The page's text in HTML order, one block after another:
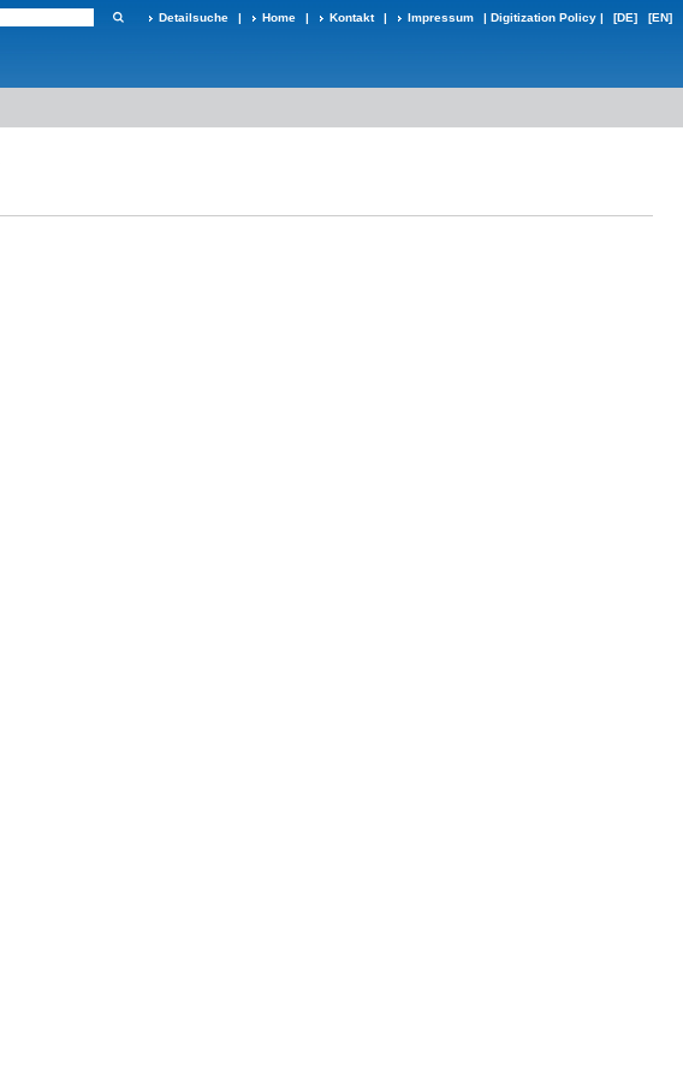
Detailsuche | Home | Kontakt | Impressum | Digitization Policy | [DE] [EN]